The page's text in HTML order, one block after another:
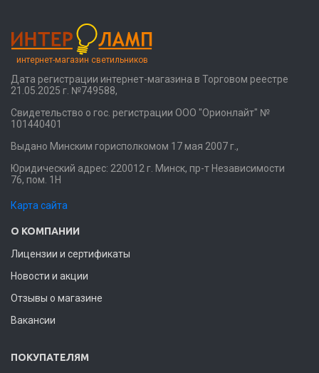
интернет-магазин светильников
Дата регистрации интернет-магазина в Торговом реестре
21.05.2025 г. №749588,
Свидетельство о гос. регистрации ООО "Орионлайт" №
101440401
Выдано Минским горисполкомом 17 мая 2007 г.,
Юридический адрес: 220012 г. Минск, пр-т Независимости
76, пом. 1Н
Карта сайта
О КОМПАНИИ
Лицензии и сертификаты
Новости и акции
Отзывы о магазине
Вакансии
ПОКУПАТЕЛЯМ